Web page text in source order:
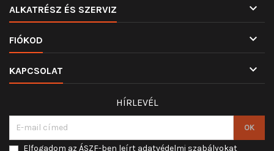
ALKATRÉSZ ÉS SZERVIZ 
FIÓKOD 
KAPCSOLAT 
HÍRLEVÉL
Elfogadom az ÁSZF-ben leírt adatvédelmi szabályokat